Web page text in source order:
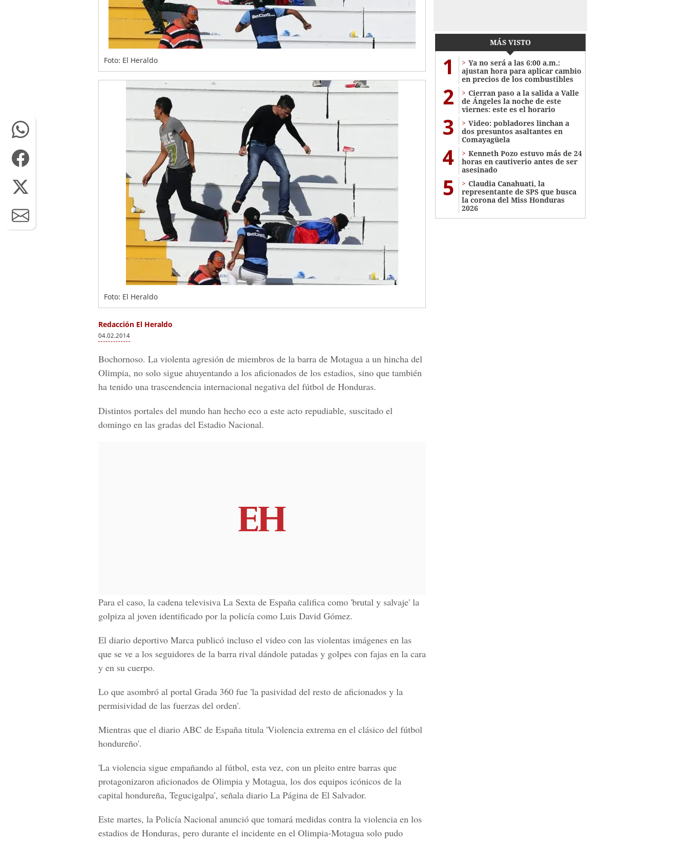
Foto: El Heraldo
Foto: El Heraldo
Redacción El Heraldo
04.02.2014
Bochornoso. La violenta agresión de miembros de la barra de Motagua a un hincha del
Olimpia, no solo sigue ahuyentando a los aficionados de los estadios, sino que también
ha tenido una trascendencia internacional negativa del fútbol de Honduras.
Distintos portales del mundo han hecho eco a este acto repudiable, suscitado el
domingo en las gradas del Estadio Nacional.
Para el caso, la cadena televisiva La Sexta de España califica como 'brutal y salvaje' la
golpiza al joven identificado por la policía como Luis David Gómez.
El diario deportivo Marca publicó incluso el video con las violentas imágenes en las
que se ve a los seguidores de la barra rival dándole patadas y golpes con fajas en la cara
y en su cuerpo.
Lo que asombró al portal Grada 360 fue 'la pasividad del resto de aficionados y la
permisividad de las fuerzas del orden'.
Mientras que el diario ABC de España titula 'Violencia extrema en el clásico del fútbol
hondureño'.
'La violencia sigue empañando al fútbol, esta vez, con un pleito entre barras que
protagonizaron aficionados de Olimpia y Motagua, los dos equipos icónicos de la
capital hondureña, Tegucigalpa', señala diario La Página de El Salvador.
Este martes, la Policía Nacional anunció que tomará medidas contra la violencia en los
estadios de Honduras, pero durante el incidente en el Olimpia-Motagua solo pudo
MÁS VISTO
1
Ya no será a las 6:00 a.m.:
ajustan hora para aplicar cambio
en precios de los combustibles
2
Cierran paso a la salida a Valle
de Ángeles la noche de este
viernes: este es el horario
3
Video: pobladores linchan a
dos presuntos asaltantes en
Comayagüela
4
Kenneth Pozo estuvo más de 24
horas en cautiverio antes de ser
asesinado
5
Claudia Canahuati, la
representante de SPS que busca
la corona del Miss Honduras
2026